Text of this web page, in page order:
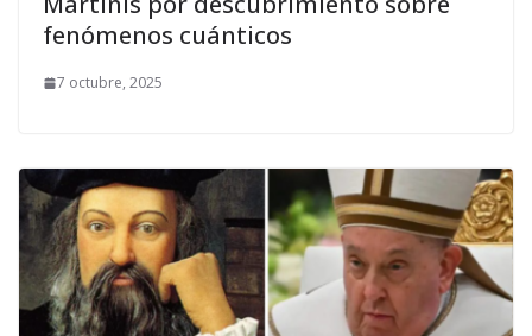
fenómenos cuánticos
7 octubre, 2025